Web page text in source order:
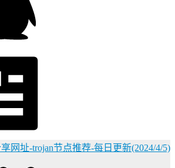
网址-trojan节点推荐-每日更新(2024/4/5)